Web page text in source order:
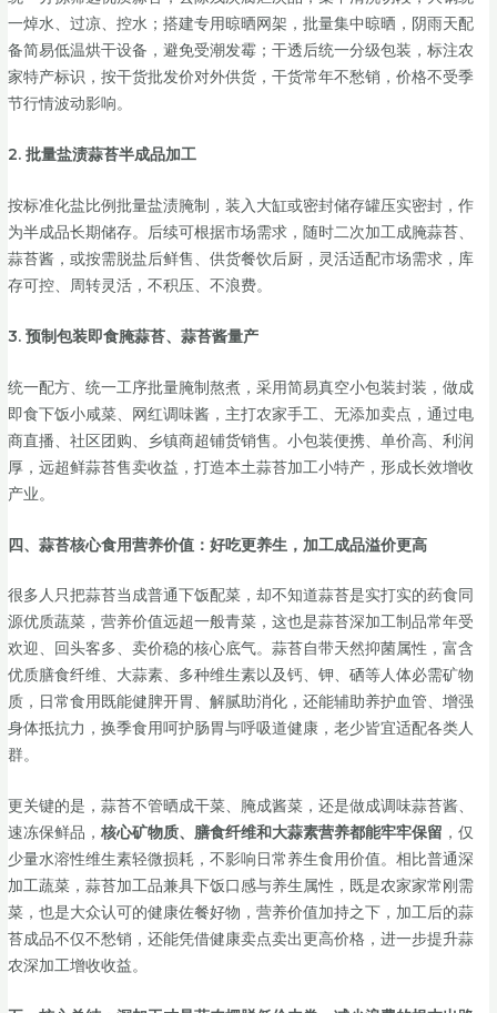
一焯水、过凉、控水；搭建专用晾晒网架，批量集中晾晒，阴雨天配
备简易低温烘干设备，避免受潮发霉；干透后统一分级包装，标注农
家特产标识，按干货批发价对外供货，干货常年不愁销，价格不受季
节行情波动影响。
2. 批量盐渍蒜苔半成品加工
按标准化盐比例批量盐渍腌制，装入大缸或密封储存罐压实密封，作
为半成品长期储存。后续可根据市场需求，随时二次加工成腌蒜苔、
蒜苔酱，或按需脱盐后鲜售、供货餐饮后厨，灵活适配市场需求，库
存可控、周转灵活，不积压、不浪费。
3. 预制包装即食腌蒜苔、蒜苔酱量产
统一配方、统一工序批量腌制熬煮，采用简易真空小包装封装，做成
即食下饭小咸菜、网红调味酱，主打农家手工、无添加卖点，通过电
商直播、社区团购、乡镇商超铺货销售。小包装便携、单价高、利润
厚，远超鲜蒜苔售卖收益，打造本土蒜苔加工小特产，形成长效增收
产业。
四、蒜苔核心食用营养价值：好吃更养生，加工成品溢价更高
很多人只把蒜苔当成普通下饭配菜，却不知道蒜苔是实打实的药食同
源优质蔬菜，营养价值远超一般青菜，这也是蒜苔深加工制品常年受
欢迎、回头客多、卖价稳的核心底气。蒜苔自带天然抑菌属性，富含
优质膳食纤维、大蒜素、多种维生素以及钙、钾、硒等人体必需矿物
质，日常食用既能健脾开胃、解腻助消化，还能辅助养护血管、增强
身体抵抗力，换季食用呵护肠胃与呼吸道健康，老少皆宜适配各类人
群。
更关键的是，蒜苔不管晒成干菜、腌成酱菜，还是做成调味蒜苔酱、
速冻保鲜品，核心矿物质、膳食纤维和大蒜素营养都能牢牢保留 ，仅
少量水溶性维生素轻微损耗，不影响日常养生食用价值。相比普通深
加工蔬菜，蒜苔加工品兼具下饭口感与养生属性，既是农家家常刚需
菜，也是大众认可的健康佐餐好物，营养价值加持之下，加工后的蒜
苔成品不仅不愁销，还能凭借健康卖点卖出更高价格，进一步提升蒜
农深加工增收收益。